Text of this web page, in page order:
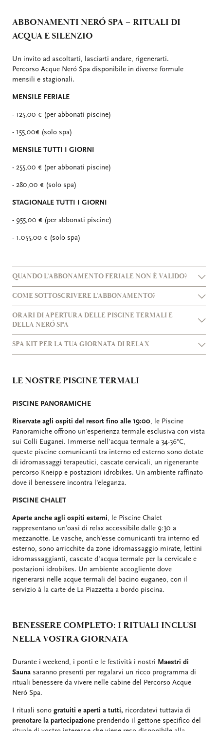
ABBONAMENTI NERÓ SPA – RITUALI DI
ACQUA E SILENZIO
Un invito ad ascoltarti, lasciarti andare, rigenerarti.
Percorso Acque Neró Spa disponibile in diverse formule
mensili e stagionali.
MENSILE FERIALE
- 125,00 € (per abbonati piscine)
- 155,00€ (solo spa)
MENSILE TUTTI I GIORNI
- 255,00 € (per abbonati piscine)
- 280,00 € (solo spa)
STAGIONALE TUTTI I GIORNI
- 955,00 € (per abbonati piscine)
- 1.055,00 € (solo spa)
QUANDO L’ABBONAMENTO FERIALE NON È VALIDO?
COME SOTTOSCRIVERE L’ABBONAMENTO?
ORARI DI APERTURA DELLE PISCINE TERMALI E
DELLA NERÓ SPA
SPA KIT PER LA TUA GIORNATA DI RELAX
LE NOSTRE PISCINE TERMALI
PISCINE PANORAMICHE
Riservate agli ospiti del resort fino alle 19:00, le Piscine
Panoramiche offrono un'esperienza termale esclusiva con vista
sui Colli Euganei. Immerse nell'acqua termale a 34-36°C,
queste piscine comunicanti tra interno ed esterno sono dotate
di idromassaggi terapeutici, cascate cervicali, un rigenerante
percorso Kneipp e postazioni idrobikes. Un ambiente raffinato
dove il benessere incontra l'eleganza.
PISCINE CHALET
Aperte anche agli ospiti esterni, le Piscine Chalet
rappresentano un'oasi di relax accessibile dalle 9:30 a
mezzanotte. Le vasche, anch'esse comunicanti tra interno ed
esterno, sono arricchite da zone idromassaggio mirate, lettini
idromassaggianti, cascate d'acqua termale per la cervicale e
postazioni idrobikes. Un ambiente accogliente dove
rigenerarsi nelle acque termali del bacino euganeo, con il
servizio à la carte de La Piazzetta a bordo piscina.
BENESSERE COMPLETO: I RITUALI INCLUSI
NELLA VOSTRA GIORNATA
Durante i weekend, i ponti e le festività i nostri Maestri di
Sauna saranno presenti per regalarvi un ricco programma di
rituali benessere da vivere nelle cabine del Percorso Acque
Neró Spa.
I rituali sono gratuiti e aperti a tutti, ricordatevi tuttavia di
prenotare la partecipazione prendendo il gettone specifico del